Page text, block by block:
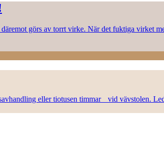
görs av torrt virke. När det fuktiga virket
eller tiotusen timmar vid vävstolen.